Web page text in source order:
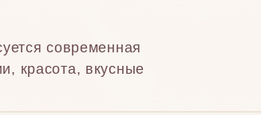
современная
красота, вкусные